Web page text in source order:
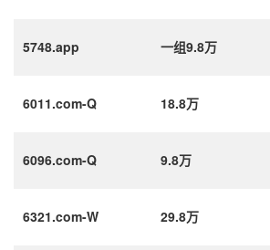
5748.app 一组9.8万
6011.com-Q 18.8万
6096.com-Q 9.8万
6321.com-W 29.8万